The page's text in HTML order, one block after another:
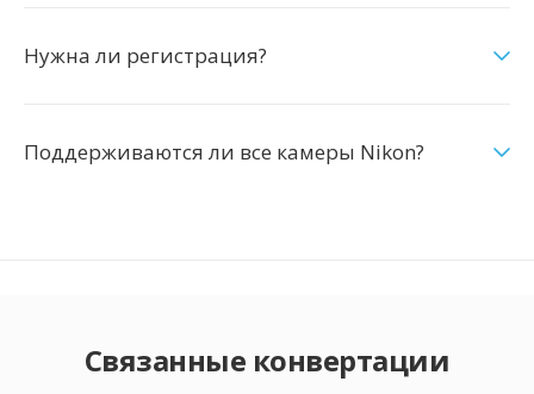
Нужна ли регистрация?
Поддерживаются ли все камеры Nikon?
Связанные конвертации